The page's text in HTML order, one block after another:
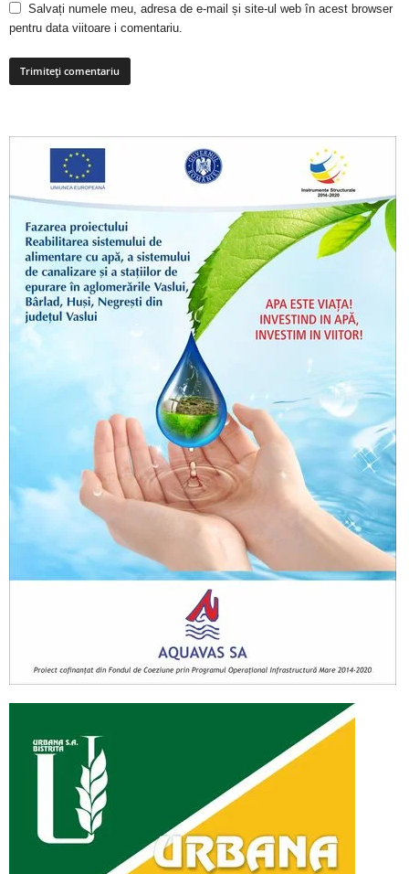
Salvați numele meu, adresa de e-mail și site-ul web în acest browser
pentru data viitoare i comentariu.